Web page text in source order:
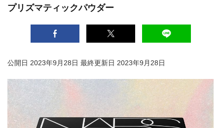
スキンケア
ボディ＆ヘア
ライフスタイル
プリズマティックパウダー
公開日 2023年9月28日 最終更新日 2023年9月28日